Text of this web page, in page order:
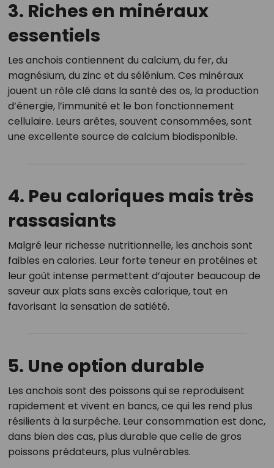
3. Riches en minéraux
essentiels
Les anchois contiennent du calcium, du fer, du
magnésium, du zinc et du sélénium. Ces minéraux
jouent un rôle clé dans la santé des os, la production
d’énergie, l’immunité et le bon fonctionnement
cellulaire. Leurs arêtes, souvent consommées, sont
une excellente source de calcium biodisponible.
4. Peu caloriques mais très
rassasiants
Malgré leur richesse nutritionnelle, les anchois sont
faibles en calories. Leur forte teneur en protéines et
leur goût intense permettent d’ajouter beaucoup de
saveur aux plats sans excès calorique, tout en
favorisant la sensation de satiété.
5. Une option durable
Les anchois sont des poissons qui se reproduisent
rapidement et vivent en bancs, ce qui les rend plus
résilients à la surpêche. Leur consommation est donc,
dans bien des cas, plus durable que celle de gros
poissons prédateurs, plus vulnérables.